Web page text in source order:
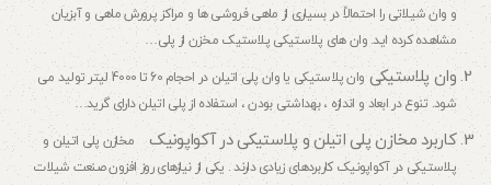
و وان شیلاتی را احتمالاً در بسیاری از ماهی فروشی ها و مراکز پرورش ماهی و آبزیان
مشاهده کرده اید. وان های پلاستیکی پلاستیک مخزن از پلی…
وان پلاستیکی
وان پلاستیکی یا وان پلی اتیلن در احجام 60 تا 4000 لیتر تولید می
شود. تنوع در ابعاد و اندازه ، بهداشتی بودن ، استفاده از پلی اتیلن دارای گرید…
کاربرد مخازن پلی اتیلن و پلاستیکی در آکواپونیکمخازن پلی اتیلن و
پلاستیکی در آکواپونیک کاربردهای زیادی دارند . یکی از نیازهای روز افزون صنعت شیلات